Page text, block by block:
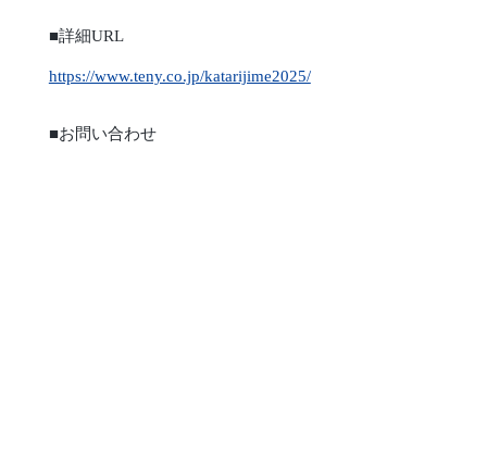
■詳細URL
https://www.teny.co.jp/katarijime2025/
■お問い合わせ